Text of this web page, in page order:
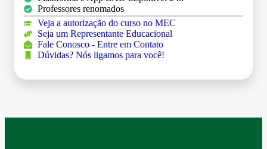
Professores renomados
Veja a autorização do curso no MEC
Seja um Representante Educacional
Fale Conosco - Entre em Contato
Dúvidas? Nós ligamos para você!